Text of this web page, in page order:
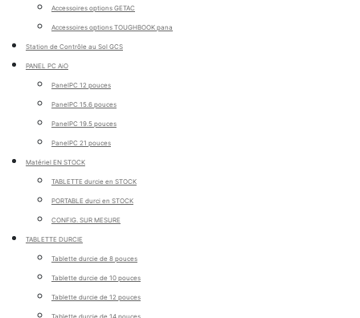
Accessoires options GETAC
Accessoires options TOUGHBOOK pana
Station de Contrôle au Sol GCS
PANEL PC AiO
PanelPC 12 pouces
PanelPC 15.6 pouces
PanelPC 19.5 pouces
PanelPC 21 pouces
Matériel EN STOCK
TABLETTE durcie en STOCK
PORTABLE durci en STOCK
CONFIG. SUR MESURE
TABLETTE DURCIE
Tablette durcie de 8 pouces
Tablette durcie de 10 pouces
Tablette durcie de 12 pouces